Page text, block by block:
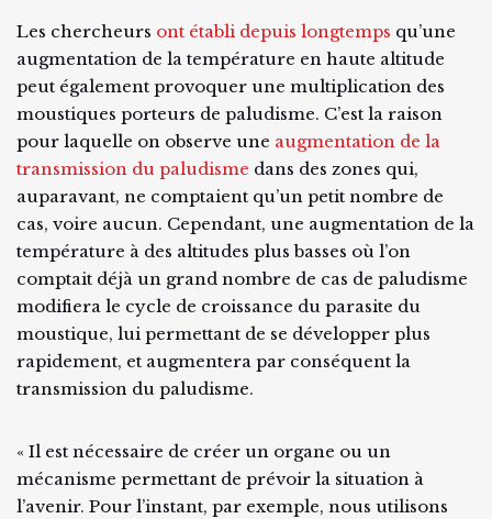
Les chercheurs ont établi depuis longtemps qu’une
augmentation de la température en haute altitude
peut également provoquer une multiplication des
moustiques porteurs de paludisme. C’est la raison
pour laquelle on observe une augmentation de la
transmission du paludisme dans des zones qui,
auparavant, ne comptaient qu’un petit nombre de
cas, voire aucun. Cependant, une augmentation de la
température à des altitudes plus basses où l’on
comptait déjà un grand nombre de cas de paludisme
modifiera le cycle de croissance du parasite du
moustique, lui permettant de se développer plus
rapidement, et augmentera par conséquent la
transmission du paludisme.
« Il est nécessaire de créer un organe ou un
mécanisme permettant de prévoir la situation à
l’avenir. Pour l’instant, par exemple, nous utilisons